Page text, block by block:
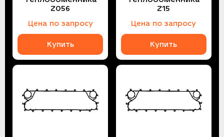
Z056
Цена по запросу
Купить
Z15
Цена по запросу
Купить